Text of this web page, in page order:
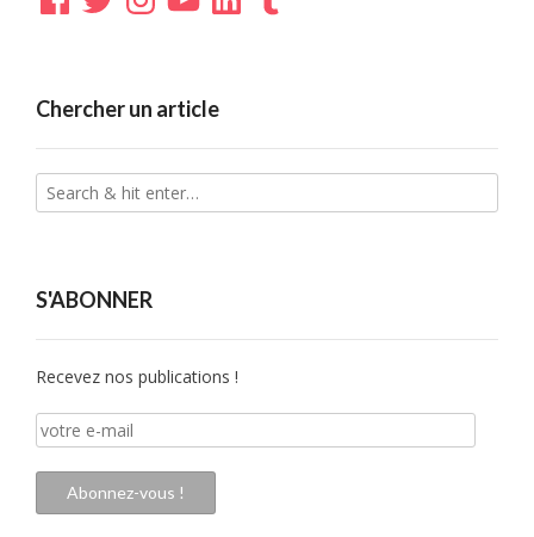
Chercher un article
S'ABONNER
Recevez nos publications !
votre
e-
mail
Abonnez-vous !